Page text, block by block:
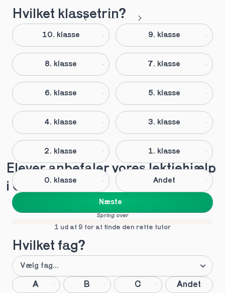
Hvilket klassetrin?
10. klasse 9. klasse
8. klasse 7. klasse
6. klasse 5. klasse
4. klasse 3. klasse
2. klasse 1. klasse
0. klasse Andet
Næste
Spring over
1 ud af 9 for at finde den rette tutor
Hvilket fag?
A B C Andet
Elever anbefaler vores lektiehjælp
i Gørlev